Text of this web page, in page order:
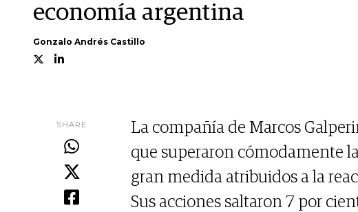
economía argentina
Gonzalo Andrés Castillo
SHARE
La compañía de Marcos
que superaron cómodamente
gran medida atribuidos a la
Sus acciones saltaron 7 por